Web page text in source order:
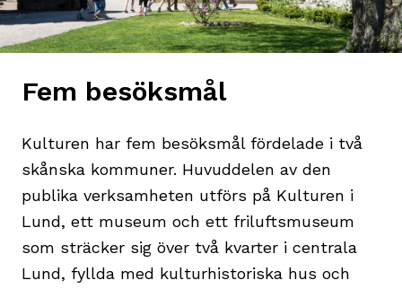
Fem besöksmål
Kulturen har fem besöksmål fördelade i två
skånska kommuner. Huvuddelen av den
publika verksamheten utförs på Kulturen i
Lund, ett museum och ett friluftsmuseum
som sträcker sig över två kvarter i centrala
Lund, fyllda med kulturhistoriska hus och